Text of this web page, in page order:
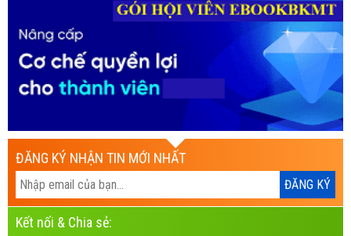
ĐĂNG KÝ NHẬN TIN MỚI NHẤT
Kết nối & Chia sẻ: